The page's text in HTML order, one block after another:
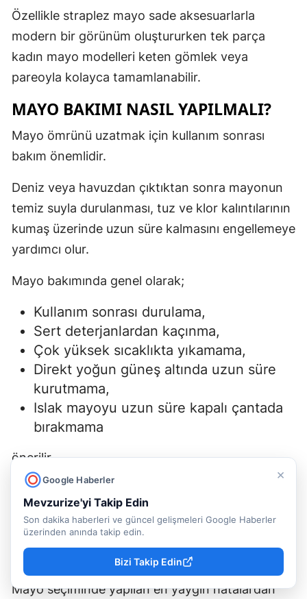
×
Google Haberler
Mevzurize'yi Takip Edin
Son dakika haberleri ve güncel gelişmeleri Google Haberler
üzerinden anında takip edin.
Bizi Takip Edin
Özellikle straplez mayo sade aksesuarlarla
modern bir görünüm oluştururken tek parça
kadın mayo modelleri keten gömlek veya
pareoyla kolayca tamamlanabilir.
MAYO BAKIMI NASIL YAPILMALI?
Mayo ömrünü uzatmak için kullanım sonrası
bakım önemlidir.
Deniz veya havuzdan çıktıktan sonra mayonun
temiz suyla durulanması, tuz ve klor kalıntılarının
kumaş üzerinde uzun süre kalmasını engellemeye
yardımcı olur.
Mayo bakımında genel olarak;
Kullanım sonrası durulama,
Sert deterjanlardan kaçınma,
Çok yüksek sıcaklıkta yıkamama,
Direkt yoğun güneş altında uzun süre
kurutmama,
Islak mayoyu uzun süre kapalı çantada
bırakmama
önerilir.
Her ürünün etiketindeki yıkama talimatları esas
alınmalıdır.
MAYO ALIRKEN EN SIK YAPILAN
Mayo seçiminde yapılan en yaygın hatalardan